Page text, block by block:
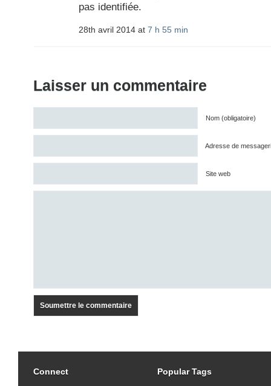
pas identifiée.
28th avril 2014 at 7 h 55 min
Laisser un commentaire
Nom (obligatoire)
Adresse de
Site web
Connect Popular Tags